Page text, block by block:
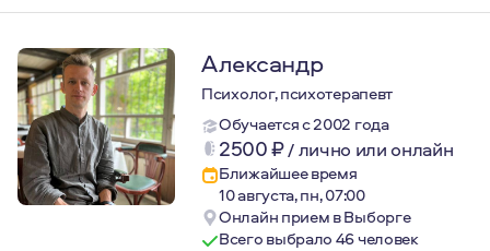
Александр
Психолог, психотерапевт
Обучается с 2002 года
2500₽/лично или онлайн
Ближайшее время
10 августа, пн, 07:00
Онлайн прием в Выборге
Всего выбрало 46 человек